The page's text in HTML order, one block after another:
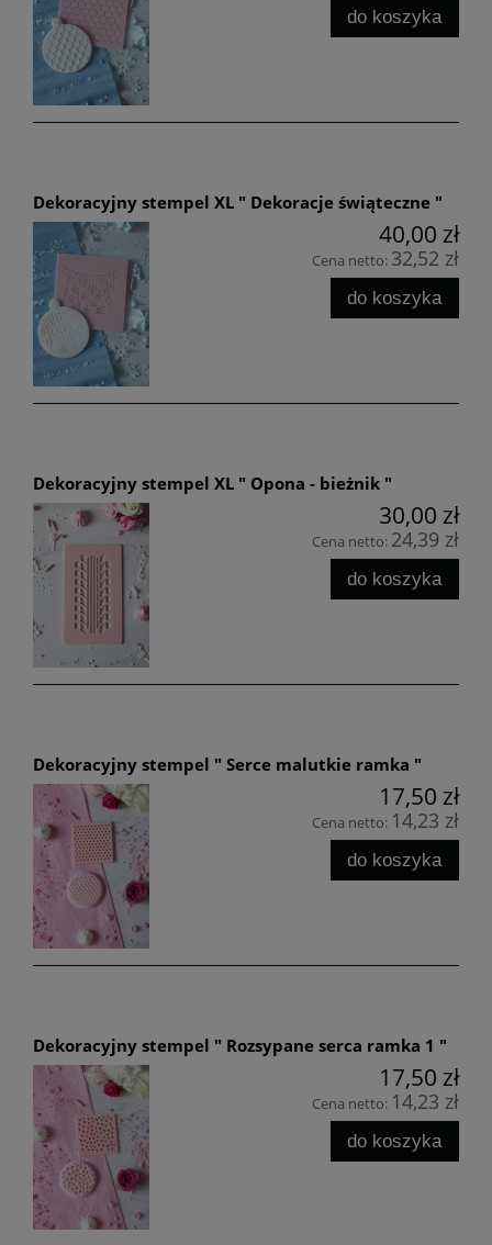
do koszyka
Dekoracyjny stempel XL " Dekoracje świąteczne "
40,00 zł
Cena netto: 32,52 zł
do koszyka
Dekoracyjny stempel XL " Opona - bieżnik "
30,00 zł
Cena netto: 24,39 zł
do koszyka
Dekoracyjny stempel " Serce malutkie ramka "
17,50 zł
Cena netto: 14,23 zł
do koszyka
Dekoracyjny stempel " Rozsypane serca ramka 1 "
17,50 zł
Cena netto: 14,23 zł
do koszyka